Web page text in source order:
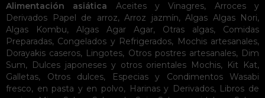
Alimentación asiática Aceites y Vinagres, Arroces y
Derivados
Papel de arroz, Arroz jazmín, Algas Algas Nori,
Algas Kombu, Algas Agar Agar, Otras algas, Comidas
Preparadas, Congelados y Refrigerados, Mochis artesanales,
Dorayakis caseros, Lingotes, Otros postres artesanales, Dim
Sum, Dulces japoneses y otros orientales Mochis, Kit Kat,
Galletas, Otros dulces, Especias y Condimentos
Wasabi
fresco, en pasta y en polvo, Harinas y Derivados, Libros de